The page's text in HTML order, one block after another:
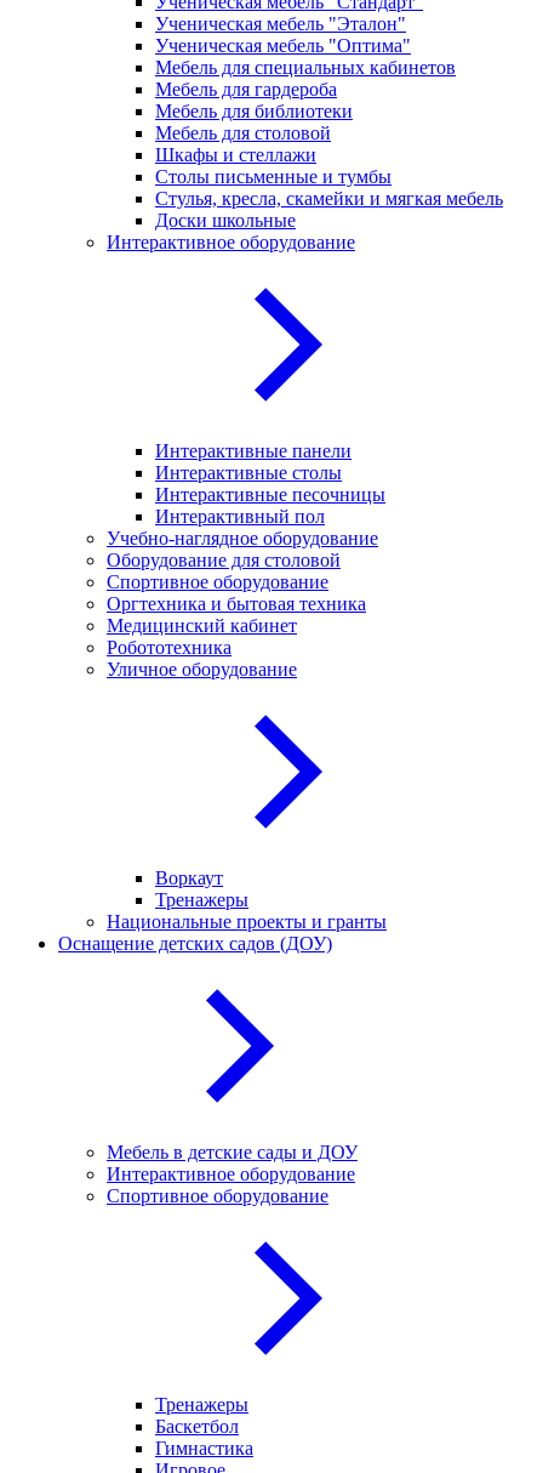
Ученическая мебель "Эталон"
Ученическая мебель "Оптима"
Мебель для специальных кабинетов
Мебель для гардероба
Мебель для библиотеки
Мебель для столовой
Шкафы и стеллажи
Столы письменные и тумбы
Стулья, кресла, скамейки и мягкая мебель
Доски школьные
Интерактивное оборудование
Интерактивные панели
Интерактивные столы
Интерактивные песочницы
Интерактивный пол
Учебно-наглядное оборудование
Оборудование для столовой
Спортивное оборудование
Оргтехника и бытовая техника
Медицинский кабинет
Робототехника
Уличное оборудование
Воркаут
Тренажеры
Национальные проекты и гранты
Оснащение детских садов (ДОУ)
Мебель в детские сады и ДОУ
Интерактивное оборудование
Спортивное оборудование
Тренажеры
Баскетбол
Гимнастика